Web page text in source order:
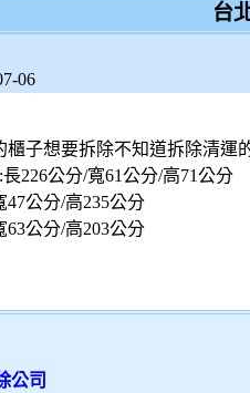
台
06
櫃子想要拆除不知道拆除清運
226公分/寬61公分/高71公分
47公分/高235公分
63公分/高203公分
公司